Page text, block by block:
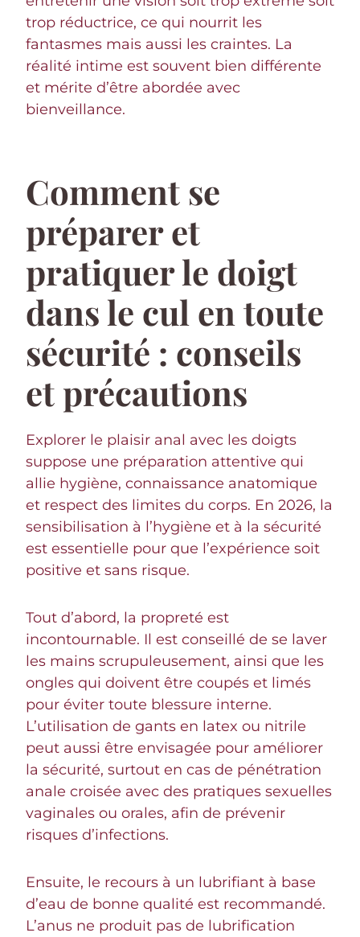
trop réductrice, ce qui nourrit les
fantasmes mais aussi les craintes. La
réalité intime est souvent bien différente
et mérite d’être abordée avec
bienveillance.
Comment se
préparer et
pratiquer le doigt
dans le cul en toute
sécurité : conseils
et précautions
Explorer le plaisir anal avec les doigts
suppose une préparation attentive qui
allie hygiène, connaissance anatomique
et respect des limites du corps. En 2026, la
sensibilisation à l’hygiène et à la sécurité
est essentielle pour que l’expérience soit
positive et sans risque.
Tout d’abord, la propreté est
incontournable. Il est conseillé de se laver
les mains scrupuleusement, ainsi que les
ongles qui doivent être coupés et limés
pour éviter toute blessure interne.
L’utilisation de gants en latex ou nitrile
peut aussi être envisagée pour améliorer
la sécurité, surtout en cas de pénétration
anale croisée avec des pratiques sexuelles
vaginales ou orales, afin de prévenir
risques d’infections.
Ensuite, le recours à un lubrifiant à base
d’eau de bonne qualité est recommandé.
L’anus ne produit pas de lubrification